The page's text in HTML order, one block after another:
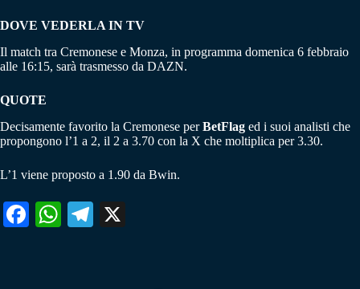
DOVE VEDERLA IN TV
Il match tra Cremonese e Monza, in programma domenica 6 febbraio
alle 16:15, sarà trasmesso da DAZN.
QUOTE
Decisamente favorito la Cremonese perBetFlag ed i suoi analisti che
propongono l’1 a 2, il 2 a 3.70 con la X che moltiplica per 3.30.
L’1 viene proposto a 1.90 da Bwin.
Fa W
Te